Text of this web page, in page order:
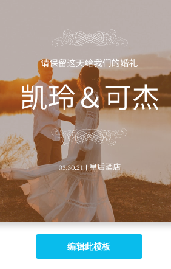
编辑此模板